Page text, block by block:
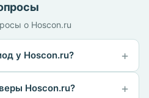
о Hoscon.ru
у Hoscon.ru?
Hoscon.ru?